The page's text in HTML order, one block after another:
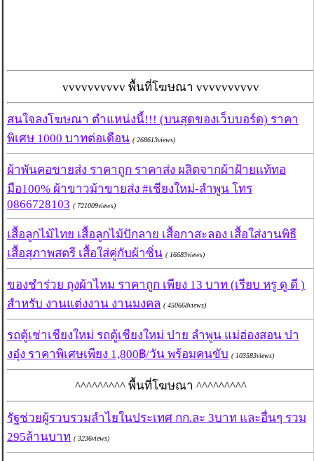
vvvvvvvvvv พื้นที่โฆษณา vvvvvvvvvv
สนใจลงโฆษณา ตำแหน่งนี้!!! (บนสุดของเว็บบอร์ด) ราคา
พิเศษ 1000 บาทต่อเดือน ( 268613views)
ผ้าพันคอขายส่ง ราคาถูก ราคาส่ง ผลิตจากผ้าฝ้ายแท้ทอ
มือ100% ผ้าขาวม้าขายส่ง #เชียงใหม่-ลำพูน โทร
0866728103 ( 721009views)
เสื้อลูกไม้ไทย เสื้อลูกไม้ปักลาย เสื้อกาสะลอง เสื้อใส่งานพิธี
เสื้อสุภาพสตรี เสื้อใส่คู่กับผ้าซิ่น ( 16683views)
ของชำร่วย ถุงผ้าไหม ราคาถูก เพียง 13 บาท (เรียบ หรู ดู ดี )
สำหรับ งานแต่งงาน งานมงคล ( 450668views)
รถตู้เช่าเชียงใหม่ รถตู้เชียงใหม่ ปาย ลำพูน แม่ฮ่องสอน ปา
งอุ๋ง ราคาพิเศษเพียง 1,800฿/วัน พร้อมคนขับ ( 103583views)
^^^^^^^^^ พื้นที่โฆษณา ^^^^^^^^^
รัฐช่วยผู้รวบรวมลำไยในประเทศ กก.ละ 3บาท และอื่นๆ รวม
295ล้านบาท ( 3236views)